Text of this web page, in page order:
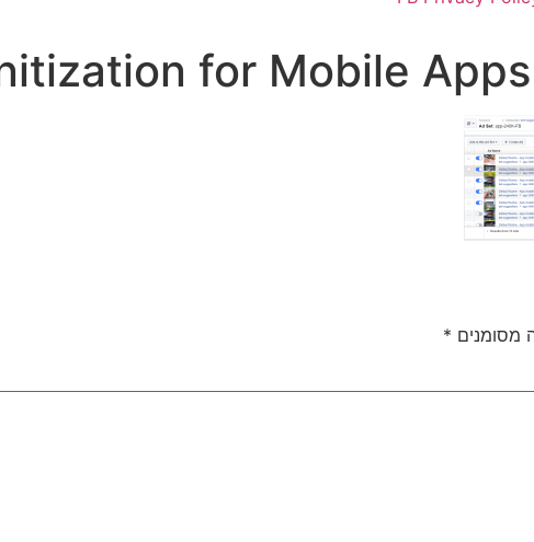
for Mobile
מסומנים *